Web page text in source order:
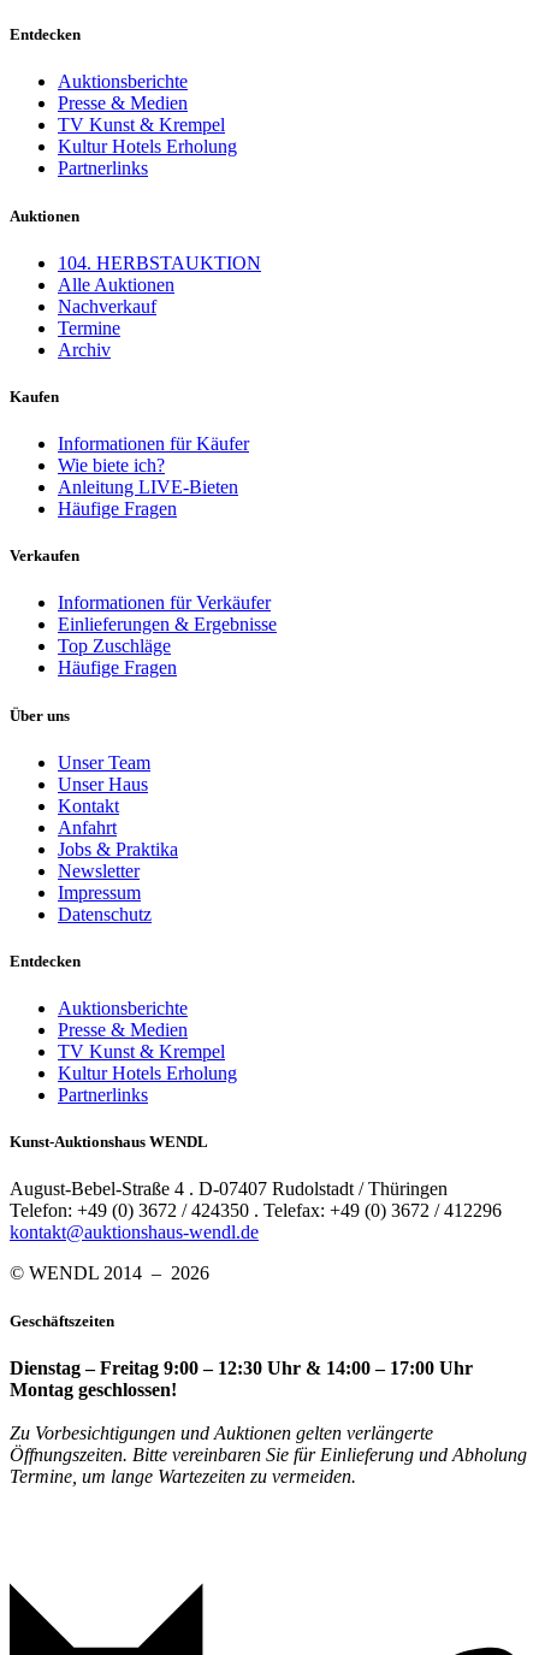
Entdecken
Auktionsberichte
Presse & Medien
TV Kunst & Krempel
Kultur Hotels Erholung
Partnerlinks
Auktionen
104. HERBSTAUKTION
Alle Auktionen
Nachverkauf
Termine
Archiv
Kaufen
Informationen für Käufer
Wie biete ich?
Anleitung LIVE-Bieten
Häufige Fragen
Verkaufen
Informationen für Verkäufer
Einlieferungen & Ergebnisse
Top Zuschläge
Häufige Fragen
Über uns
Unser Team
Unser Haus
Kontakt
Anfahrt
Jobs & Praktika
Newsletter
Impressum
Datenschutz
Entdecken
Auktionsberichte
Presse & Medien
TV Kunst & Krempel
Kultur Hotels Erholung
Partnerlinks
Kunst-Auktionshaus WENDL
August-Bebel-Straße 4 . D-07407 Rudolstadt / Thüringen
Telefon: +49 (0) 3672 / 424350 . Telefax: +49 (0) 3672 / 412296
kontakt@auktionshaus-wendl.de
© WENDL 2014 – 2026
Geschäftszeiten
Dienstag – Freitag 9:00 – 12:30 Uhr & 14:00 – 17:00 Uhr
Montag geschlossen!
Zu Vorbesichtigungen und Auktionen gelten verlängerte
Öffnungszeiten. Bitte vereinbaren Sie für Einlieferung und Abholung
Termine, um lange Wartezeiten zu vermeiden.